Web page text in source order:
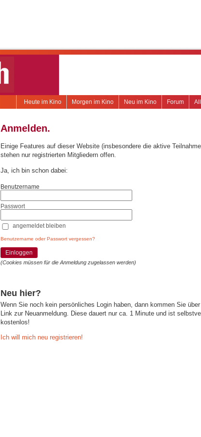
Forum
Neu im Kino
Morgen im Kino
Heute im Kino
Anmelden.
Einige Features auf dieser Website (insbesondere die aktive
stehen nur registrierten Mitgliedern offen.
Ja, ich bin schon dabei:
Benutzername
Passwort
angemeldet bleiben
Benutzername oder Passwort vergessen?
Einloggen
(Cookies müssen für die Anmeldung zugelassen werden)
Neu hier?
Wenn Sie noch kein persönliches Login haben, dann kommen Sie
Link zur Neuanmeldung. Diese dauert nur ca. 1 Minute und ist
kostenlos!
Ich will mich neu registrieren!